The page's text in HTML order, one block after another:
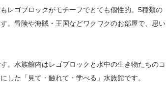
レゴブロックがモチーフでとても個性的。5種類の
。冒険や海賊・王国などワクワクのお部屋で、思い
。水族館内はレゴブロックと水中の生き物たちのコ
した「見て・触れて・学べる」水族館です。